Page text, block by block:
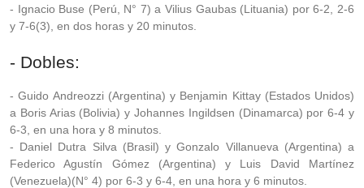
- Ignacio Buse (Perú, N° 7) a Vilius Gaubas (Lituania) por 6-2, 2-6
y 7-6(3), en dos horas y 20 minutos.
- Dobles:
- Guido Andreozzi (Argentina) y Benjamin Kittay (Estados Unidos)
a Boris Arias (Bolivia) y Johannes Ingildsen (Dinamarca) por 6-4 y
6-3, en una hora y 8 minutos.
- Daniel Dutra Silva (Brasil) y Gonzalo Villanueva (Argentina) a
Federico Agustín Gómez (Argentina) y Luis David Martínez
(Venezuela)(N° 4) por 6-3 y 6-4, en una hora y 6 minutos.